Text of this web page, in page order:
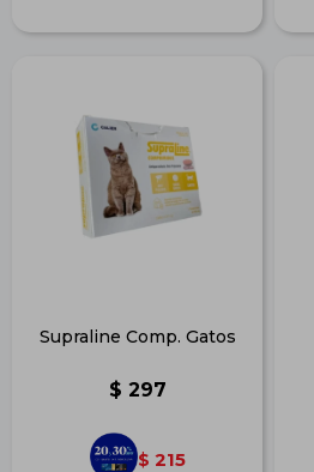
Supraline Comp. Gatos
$ 297
$ 215